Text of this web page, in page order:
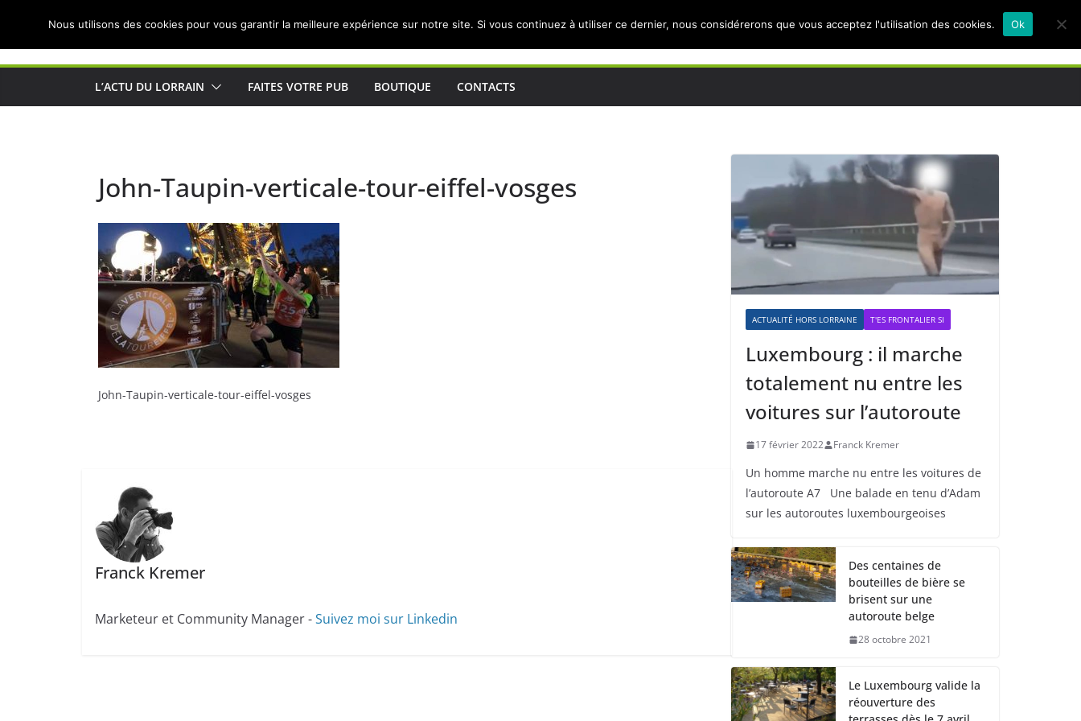
Actualités de Lorraine pour les Lorrains
L’ACTU DU LORRAIN FAITES VOTRE PUB BOUTIQUE CONTACTS
John-Taupin-verticale-tour-eiffel-vosges
John-Taupin-verticale-tour-eiffel-vosges
Franck Kremer
Marketeur et Community Manager -Suivez moi sur Linkedin
ACTUALITÉ HORS LORRAINE T'ES FRONTALIER SI
Luxembourg : il marche
totalement nu entre les
voitures sur l’autoroute
17 février 2022 Franck Kremer
Un homme marche nu entre les voitures de
l’autoroute A7 Une balade en tenu d’Adam
sur les autoroutes luxembourgeoises
Des centaines de
bouteilles de bière se
brisent sur une
autoroute belge
28 octobre 2021
Le Luxembourg valide la
réouverture des
Nous utilisons des cookies pour vous garantir la meilleure expérience sur notre site. Si vous continuez à utiliser ce dernier, nous considérerons que vous acceptez l'utilisation des cookies. Ok